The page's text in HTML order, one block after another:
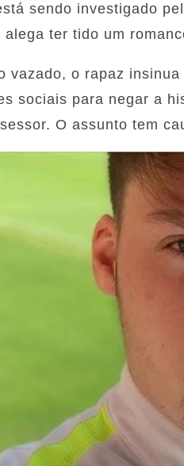
sendo investigado
alega ter tido um
vazado, o rapaz
sociais para negar a
O assunto tem